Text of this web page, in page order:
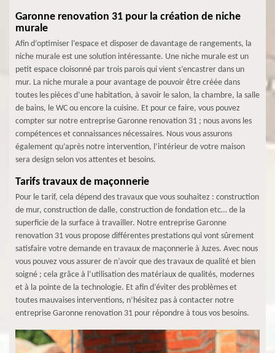
Garonne renovation 31 pour la création de niche
murale
Afin d’optimiser l’espace et disposer de davantage de rangements, la
niche murale est une solution intéressante. Une niche murale est un
petit espace cloisonné par trois parois qui vient s’encastrer dans un
mur. La niche murale a pour avantage de pouvoir être créée dans
toutes les pièces d’une habitation, à savoir le salon, la chambre, la salle
de bains, le WC ou encore la cuisine. Et pour ce faire, vous pouvez
compter sur notre entreprise Garonne renovation 31 ; nous avons les
compétences et connaissances nécessaires. Nous vous assurons
également qu’après notre intervention, l’intérieur de votre maison
sera design selon vos attentes et besoins.
Tarifs travaux de maçonnerie
Pour le tarif, cela dépend des travaux que vous souhaitez : construction
de mur, construction de dalle, construction de fondation etc… de la
superficie de la surface à travailler. Notre entreprise Garonne
renovation 31 vous propose différentes prestations qui vont sûrement
satisfaire votre demande en travaux de maçonnerie à Juzes. Avec nous
vous pouvez vous assurer de n’avoir que des travaux de qualité et bien
soigné ; cela grâce à l’utilisation des matériaux de qualités, modernes
et à la pointe de la technologie. Et afin d’éviter des problèmes et
toutes mauvaises interventions, n’hésitez pas à contacter notre
entreprise Garonne renovation 31 pour répondre à tous vos besoins.